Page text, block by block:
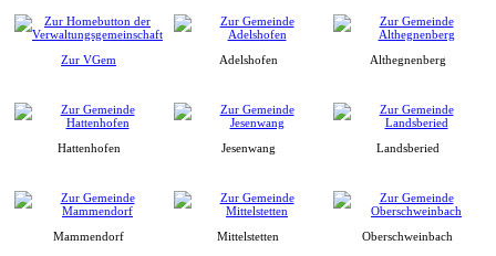
Zur VGem Adelshofen Althegnenberg
Hattenhofen Jesenwang Landsberied
Mammendorf Mittelstetten Oberschweinbach